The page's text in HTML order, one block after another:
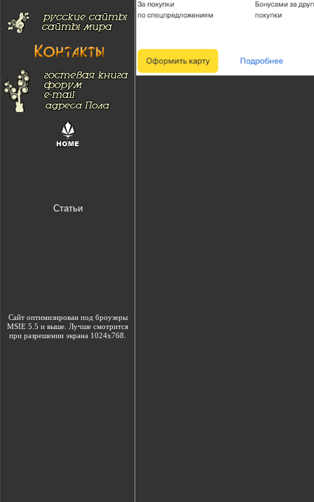
Статьи
Сайт оптимизирован под броузеры
MSIE 5.5 и выше. Лучше смотрится
при разрешении экрана 1024х768.